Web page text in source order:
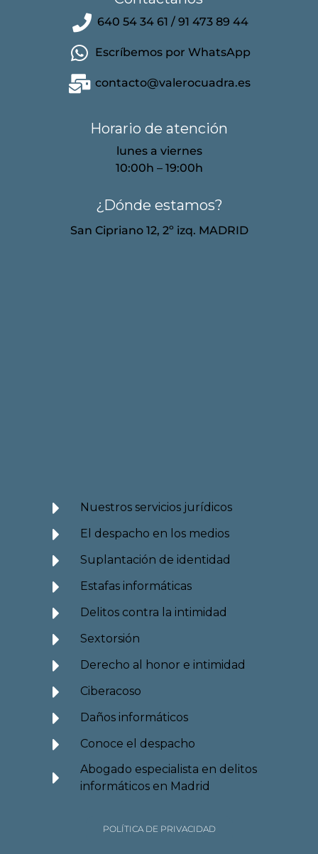
640 54 34 61 / 91 473 89 44
Escríbemos por WhatsApp
contacto@valerocuadra.es
Horario de atención
lunes a viernes
10:00h – 19:00h
¿Dónde estamos?
San Cipriano 12, 2º izq. MADRID
Nuestros servicios jurídicos
El despacho en los medios
Suplantación de identidad
Estafas informáticas
Delitos contra la intimidad
Sextorsión
Derecho al honor e intimidad
Ciberacoso
Daños informáticos
Conoce el despacho
Abogado especialista en delitos
informáticos en Madrid
POLÍTICA DE PRIVACIDAD